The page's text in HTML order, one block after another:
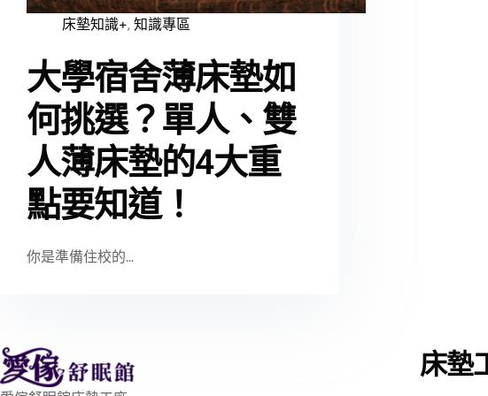
床墊知識+, 知識專區
大學宿舍薄床墊如
何挑選？單人、雙
人薄床墊的4大重
點要知道！
你是準備住校的…
床墊